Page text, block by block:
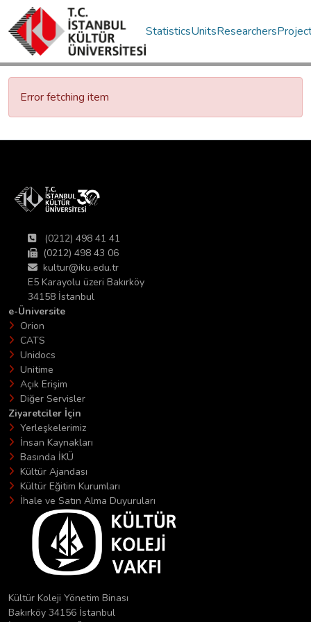
StatisticsUnitsResearchers
Error fetching item
(0212) 498 41 41
(0212) 498 43 06
kultur@iku.edu.tr
E5 Karayolu üzeri Bakırköy
34158 İstanbul
e-Üniversite
Orion
CATS
Unidocs
Unitime
Açık Erişim
Diğer Servisler
Ziyaretciler İçin
Yerleşkelerimiz
İnsan Kaynakları
Basında İKÜ
Kültür Ajandası
Kültür Eğitim Kurumları
İhale ve Satın Alma Duyuruları
Kültür Koleji Yönetim Binası
Bakırköy 34156 İstanbul